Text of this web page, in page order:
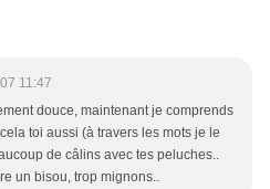
11:47
douce, maintenant je comprends
toi aussi (à travers les mots je le
de câlins avec tes peluches..
un bisou, trop mignons..